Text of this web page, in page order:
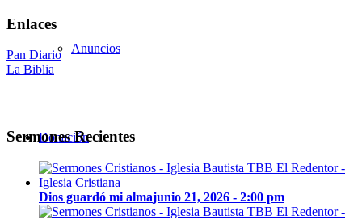
Anuncios
Donación
Enlaces
Pan Diario
La Biblia
Sermones Recientes
Dios guardó mi almajunio 21, 2026 - 2:00 pm